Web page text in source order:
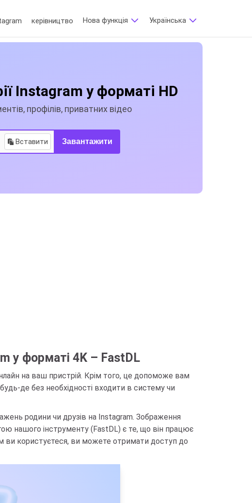
керівництво Нова функція Українська‬
Instagram у форматі HD
профілів, приватних відео
Вставити Завантажити
у форматі 4K – FastDL
на ваш пристрій. Крім того, це допоможе вам
де без необхідності входити в систему чи
родини чи друзів на Instagram. Зображення
нашого інструменту (FastDL) є те, що він працює
ви користуєтеся, ви можете отримати доступ до